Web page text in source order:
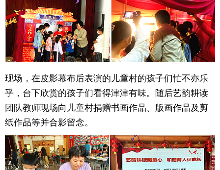
现场，在皮影幕布后表演的儿童村的孩子们忙不亦乐
乎，台下欣赏的孩子们看得津津有味。随后艺韵耕读
团队教师现场向儿童村捐赠书画作品、版画作品及剪
纸作品等并合影留念。